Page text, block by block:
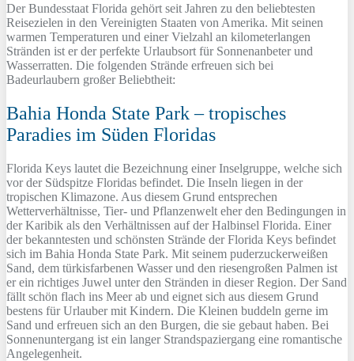
Der Bundesstaat Florida gehört seit Jahren zu den beliebtesten
Reisezielen in den Vereinigten Staaten von Amerika. Mit seinen
warmen Temperaturen und einer Vielzahl an kilometerlangen
Stränden ist er der perfekte Urlaubsort für Sonnenanbeter und
Wasserratten. Die folgenden Strände erfreuen sich bei
Badeurlaubern großer Beliebtheit:
Bahia Honda State Park – tropisches
Paradies im Süden Floridas
Florida Keys lautet die Bezeichnung einer Inselgruppe, welche sich
vor der Südspitze Floridas befindet. Die Inseln liegen in der
tropischen Klimazone. Aus diesem Grund entsprechen
Wetterverhältnisse, Tier- und Pflanzenwelt eher den Bedingungen in
der Karibik als den Verhältnissen auf der Halbinsel Florida. Einer
der bekanntesten und schönsten Strände der Florida Keys befindet
sich im Bahia Honda State Park. Mit seinem puderzuckerweißen
Sand, dem türkisfarbenen Wasser und den riesengroßen Palmen ist
er ein richtiges Juwel unter den Stränden in dieser Region. Der Sand
fällt schön flach ins Meer ab und eignet sich aus diesem Grund
bestens für Urlauber mit Kindern. Die Kleinen buddeln gerne im
Sand und erfreuen sich an den Burgen, die sie gebaut haben. Bei
Sonnenuntergang ist ein langer Strandspaziergang eine romantische
Angelegenheit.